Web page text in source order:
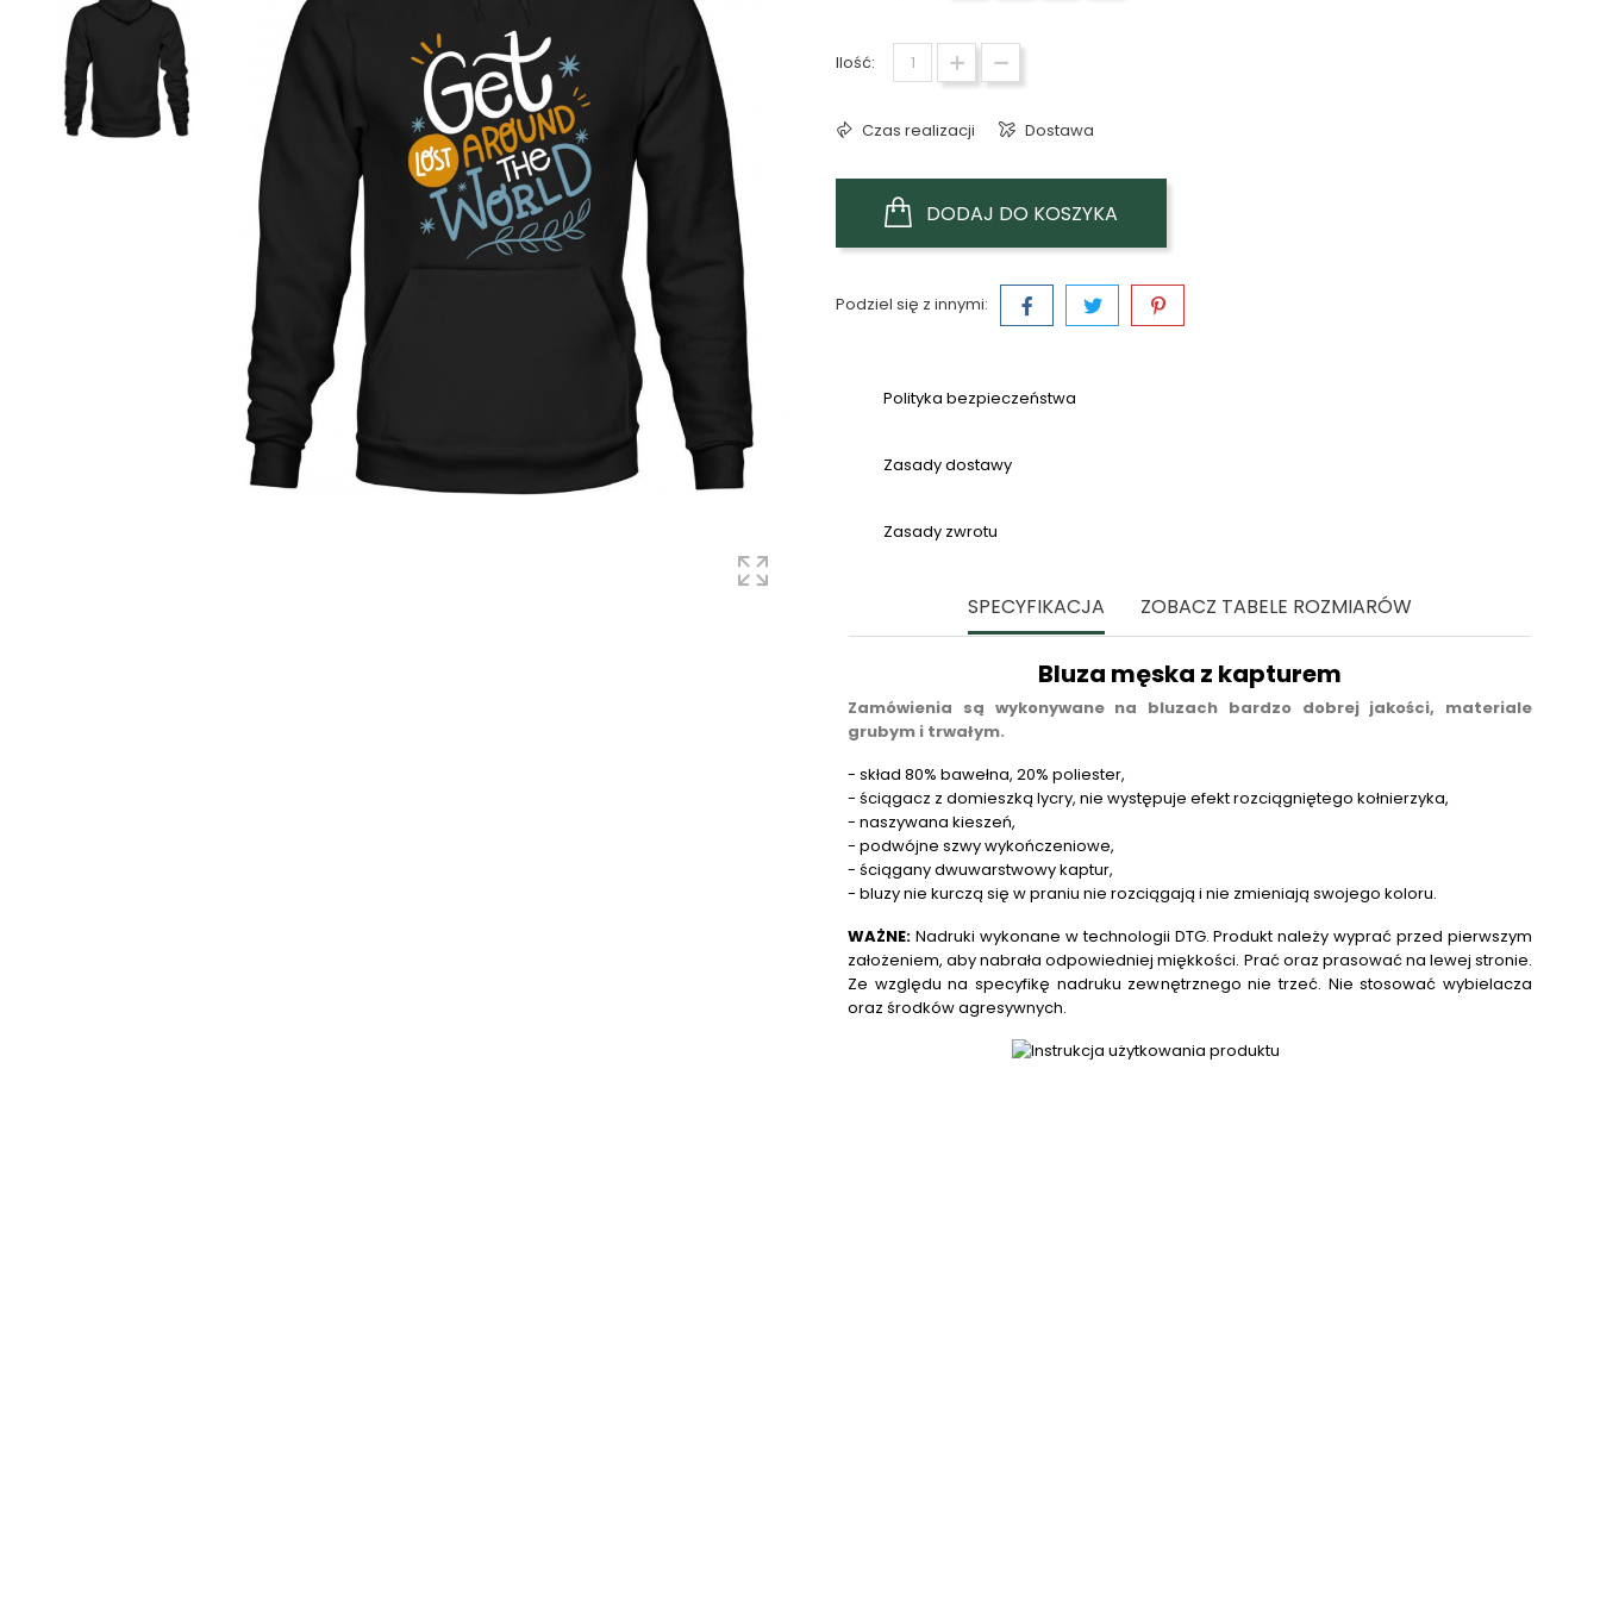
Ilość:
Czas realizacji Dostawa
DODAJ DO KOSZYKA
Podziel się z innymi:
Polityka bezpieczeństwa
Zasady dostawy
Zasady zwrotu
SPECYFIKACJA ZOBACZ TABELE ROZMIARÓW
Bluza męska z kapturem
Zamówienia są wykonywane na bluzach bardzo dobrej jakości, materiale
grubym i trwałym.
- skład 80% bawełna, 20% poliester,
- ściągacz z domieszką lycry, nie występuje efekt rozciągniętego kołnierzyka,
- naszywana kieszeń,
- podwójne szwy wykończeniowe,
- ściągany dwuwarstwowy kaptur,
- bluzy nie kurczą się w praniu nie rozciągają i nie zmieniają swojego koloru.
WAŻNE: Nadruki wykonane w technologii DTG. Produkt należy wyprać przed pierwszym
założeniem, aby nabrała odpowiedniej miękkości. Prać oraz prasować na lewej stronie.
Ze względu na specyfikę nadruku zewnętrznego nie trzeć. Nie stosować wybielacza
oraz środków agresywnych.